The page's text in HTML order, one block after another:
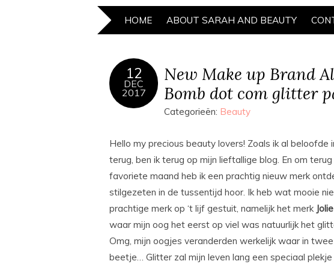
HOME ABOUT SARAH AND BEAUTY
12
DEC
2017
New Make up Brand
Bomb dot com glitter
Categorieën: Beauty
Hello my precious beauty lovers! Zoals ik al beloofde
terug, ben ik terug op mijn lieftallige blog. En om
favoriete maand heb ik een prachtig nieuw merk
stilgezeten in de tussentijd hoor. Ik heb wat mooie
prachtige merk op ‘t lijf gestuit, namelijk het merk
waar mijn oog het eerst op viel was natuurlijk het
Omg, mijn oogjes veranderden werkelijk waar in
beetje… Glitter zal mijn leven lang een speciaal